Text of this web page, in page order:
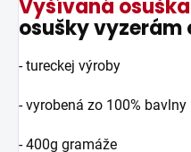
Vyšívaná
osušky vyzerám
- tureckej výroby
- vyrobená zo 100% bavlny
- 400g gramáže